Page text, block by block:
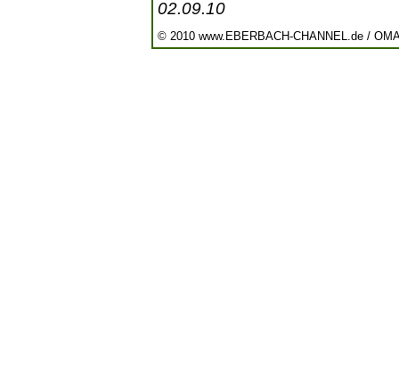
02.09.10
© 2010 www.EBERBACH-CHANNEL.de /